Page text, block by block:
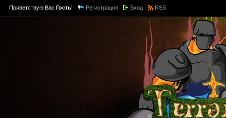
Приветствую Вас Гость! Регистрация Вход RSS